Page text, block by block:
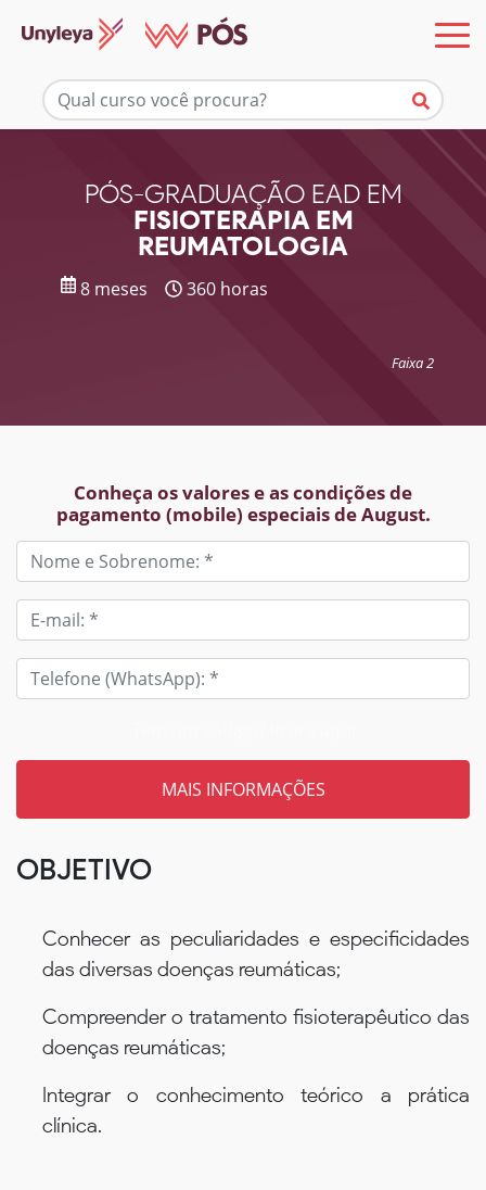
PÓS-GRADUAÇÃO EAD EM
FISIOTERAPIA EM
REUMATOLOGIA
8 meses 360 horas
Faixa 2
Conheça os valores e as condições de
pagamento (mobile) especiais de August.
Mais informações
OBJETIVO
Conhecer as peculiaridades e especificidades
das diversas doenças reumáticas;
Compreender o tratamento fisioterapêutico das
doenças reumáticas;
Integrar o conhecimento teórico a prática
clínica.